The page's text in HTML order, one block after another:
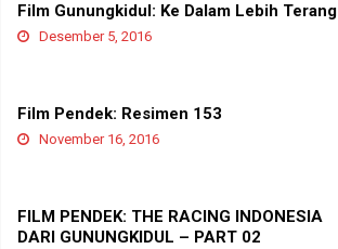
Film Gunungkidul: Ke Dalam Lebih Terang
Desember 5, 2016
Film Pendek: Resimen 153
November 16, 2016
FILM PENDEK: THE RACING INDONESIA
DARI GUNUNGKIDUL – PART 02